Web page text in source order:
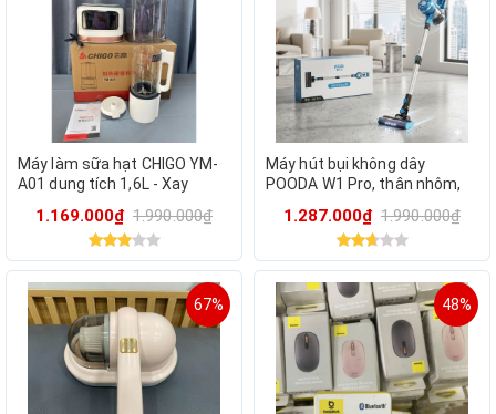
Máy làm sữa hạt CHIGO YM-
A01 dung tích 1,6L - Xay
chóng, phù hợp cho mọi loại
1.169.000₫ 1.990.000₫
Máy hút bụi không dây
POODA W1 Pro, thân nhôm,
1.287.000₫ 1.990.000₫
67% 48%